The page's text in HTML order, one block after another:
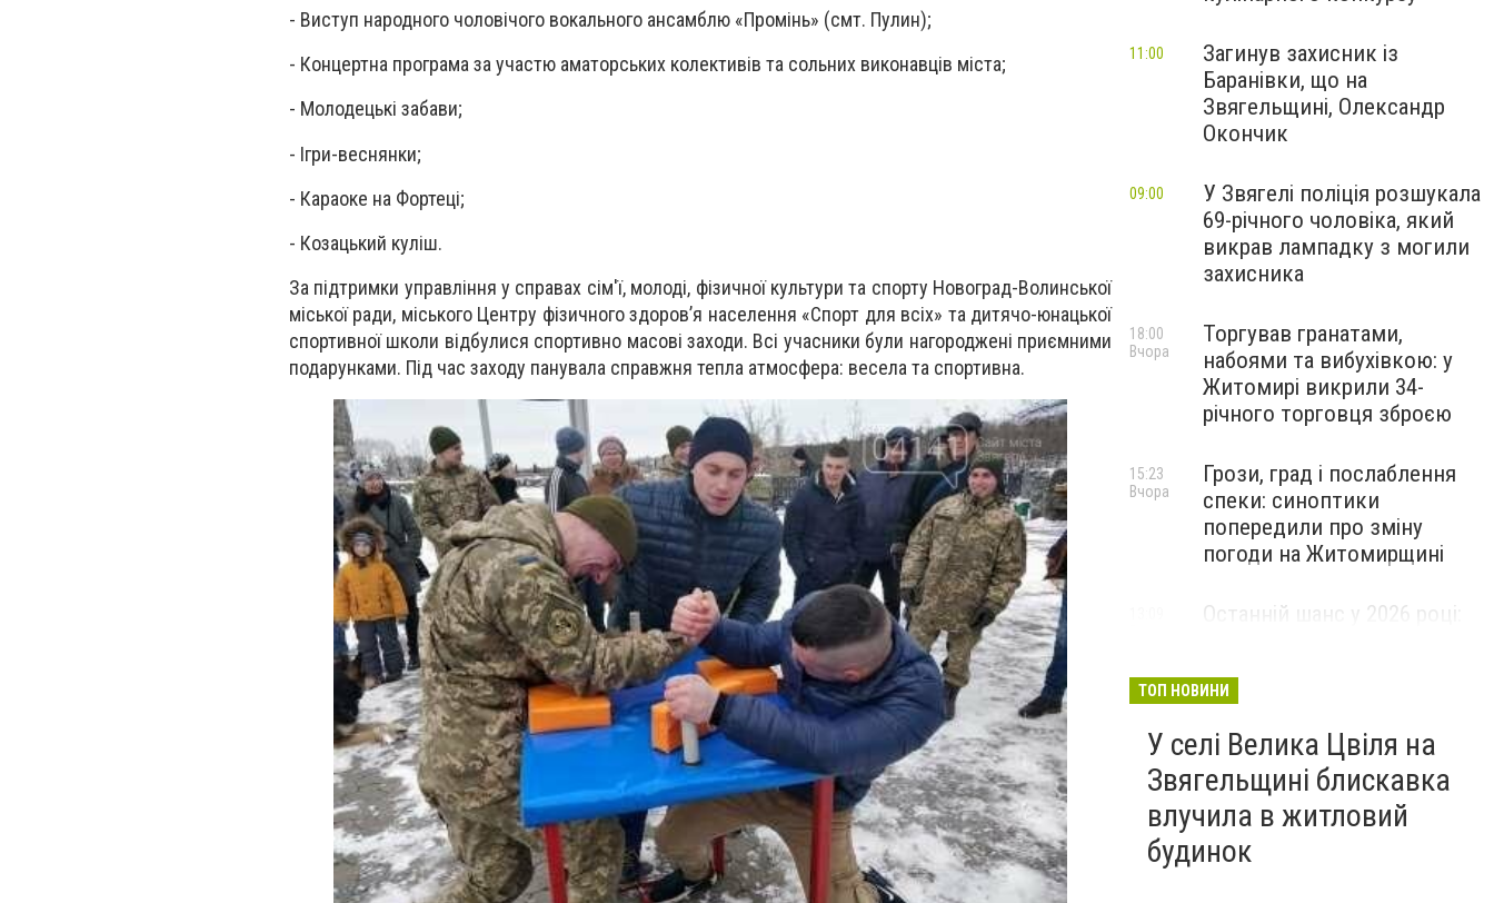
- Виступ народного чоловічого вокального ансамблю «Промінь» (смт. Пулин);
- Концертна програма за участю аматорських колективів та сольних виконавців міста;
- Молодецькі забави;
- Ігри-веснянки;
- Караоке на Фортеці;
- Козацький куліш.
За підтримки управління у справах сім'ї, молоді, фізичної культури та спорту Новоград-Волинської
міської ради, міського Центру фізичного здоров’я населення «Спорт для всіх» та дитячо-юнацької
спортивної школи відбулися спортивно масові заходи. Всі учасники були нагороджені приємними
подарунками. Під час заходу панувала справжня тепла атмосфера: весела та спортивна.
Загинув захисник із
Баранівки, що на
Звягельщині, Олександр
Окончик
11:00
У Звягелі поліція розшукала
69-річного чоловіка, який
викрав лампадку з могили
захисника
09:00
Торгував гранатами,
набоями та вибухівкою: у
Житомирі викрили 34-
річного торговця зброєю
18:00
Вчора
Грози, град і послаблення
спеки: синоптики
попередили про зміну
погоди на Житомирщині
15:23
Вчора
Останній шанс у 2026 році:
майбутніх водійок автобусів
ТОП НОВИНИ
У селі Велика Цвіля на
Звягельщині блискавка
влучила в житловий
будинок